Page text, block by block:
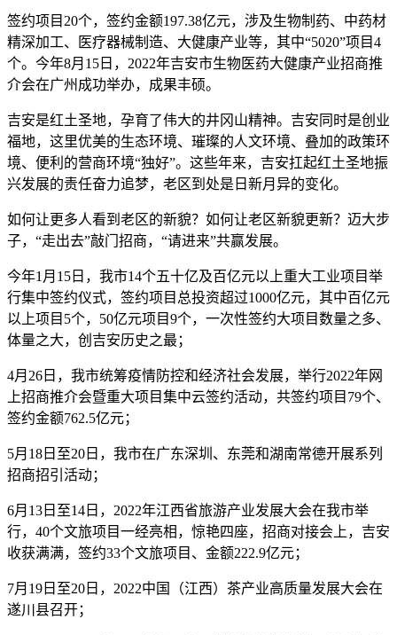
签约项目20个，签约金额197.38亿元，涉及生物制药、中药材
精深加工、医疗器械制造、大健康产业等，其中“5020”项目4
个。今年8月15日，2022年吉安市生物医药大健康产业招商推
介会在广州成功举办，成果丰硕。
吉安是红土圣地，孕育了伟大的井冈山精神。吉安同时是创业
福地，这里优美的生态环境、璀璨的人文环境、叠加的政策环
境、便利的营商环境“独好”。这些年来，吉安扛起红土圣地振
兴发展的责任奋力追梦，老区到处是日新月异的变化。
如何让更多人看到老区的新貌？如何让老区新貌更新？迈大步
子，“走出去”敲门招商，“请进来”共赢发展。
今年1月15日，我市14个五十亿及百亿元以上重大工业项目举
行集中签约仪式，签约项目总投资超过1000亿元，其中百亿元
以上项目5个，50亿元项目9个，一次性签约大项目数量之多、
体量之大，创吉安历史之最；
4月26日，我市统筹疫情防控和经济社会发展，举行2022年网
上招商推介会暨重大项目集中云签约活动，共签约项目79个、
签约金额762.5亿元；
5月18日至20日，我市在广东深圳、东莞和湖南常德开展系列
招商招引活动；
6月13日至14日，2022年江西省旅游产业发展大会在我市举
行，40个文旅项目一经亮相，惊艳四座，招商对接会上，吉安
收获满满，签约33个文旅项目、金额222.9亿元；
7月19日至20日，2022中国（江西）茶产业高质量发展大会在
遂川县召开；